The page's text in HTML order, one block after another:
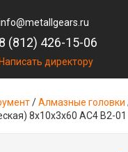
8 (812) 426-15-06
Написать директору
/Алмазные головки
8х10х3х60 АС4 В2-